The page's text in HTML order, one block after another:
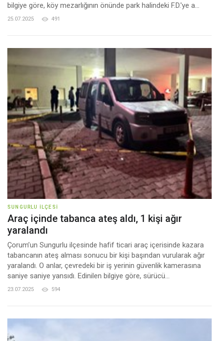
bilgiye göre, köy mezarlığının önünde park halindeki F.D.'ye a...
25.07.2025 491
SUNGURLU İLÇESI
Araç içinde tabanca ateş aldı, 1 kişi ağır
yaralandı
Çorum’un Sungurlu ilçesinde hafif ticari araç içerisinde kazara
tabancanın ateş alması sonucu bir kişi başından vurularak ağır
yaralandı. O anlar, çevredeki bir iş yerinin güvenlik kamerasına
saniye saniye yansıdı. Edinilen bilgiye göre, sürücü...
23.07.2025 594